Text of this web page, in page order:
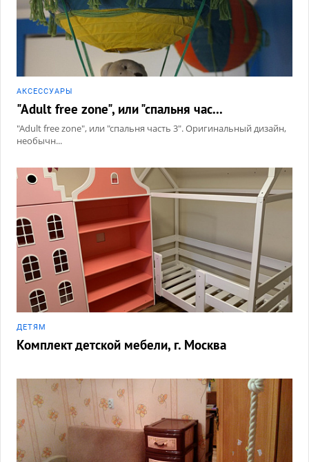
АКCЕССУАРЫ
"Adult free zone", или "спальня час...
"Adult free zone", или "спальня часть 3". Оригинальный дизайн,
необычн...
ДЕТЯМ
Комплект детской мебели, г. Москва